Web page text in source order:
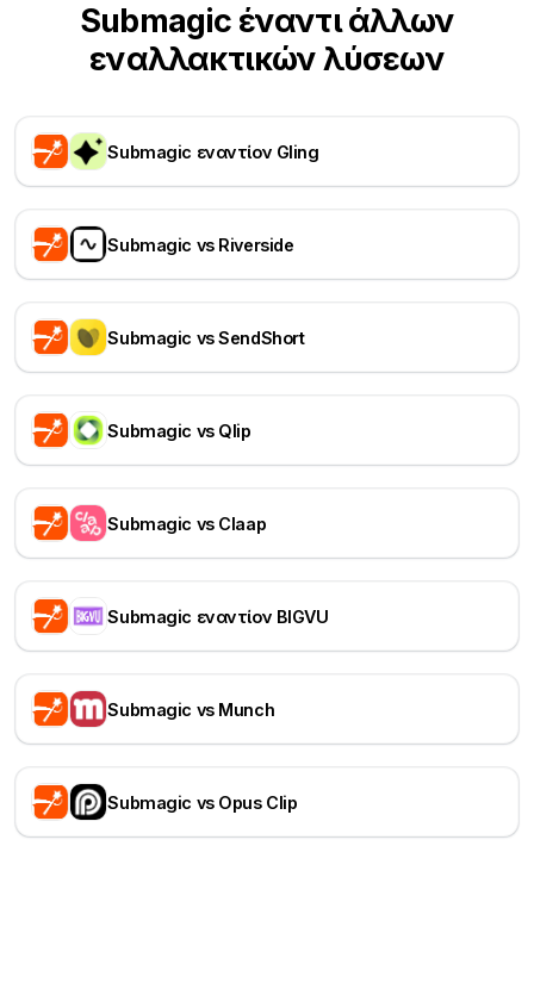
Submagic έναντι άλλων
εναλλακτικών λύσεων
Submagic εναντίον Gling
Submagic vs Riverside
Submagic vs SendShort
Submagic vs Qlip
Submagic vs Claap
Submagic εναντίον BIGVU
Submagic vs Munch
Submagic vs Opus Clip